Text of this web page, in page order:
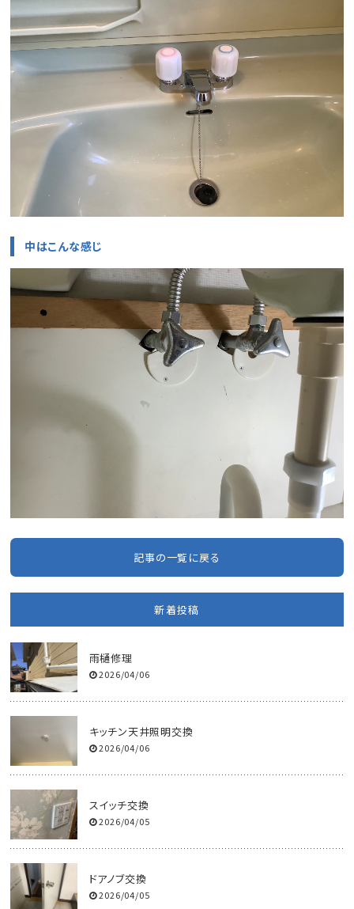
中はこんな感じ
記事の一覧に戻る
新着投稿
雨樋修理
2026/04/06
キッチン天井照明交換
2026/04/06
スイッチ交換
2026/04/05
ドアノブ交換
2026/04/05